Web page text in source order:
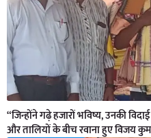
“जिन्होंने गढ़े हजारों भविष्य, उनकी
और तालियों के बीच रवाना हुए विजय